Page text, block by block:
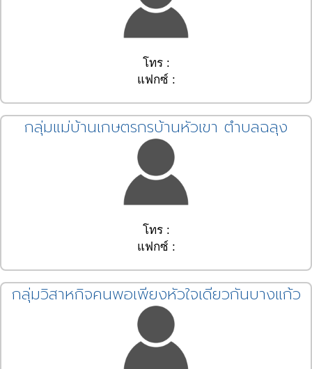
โทร :
แฟกซ์ :
กลุ่มแม่บ้านเกษตรกรบ้านหัวเขา ตำบลฉลุง
โทร :
แฟกซ์ :
กลุ่มวิสาหกิจคนพอเพียงหัวใจเดียวกันบางแก้ว